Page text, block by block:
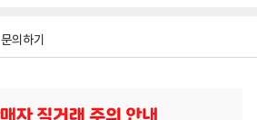
문의하기